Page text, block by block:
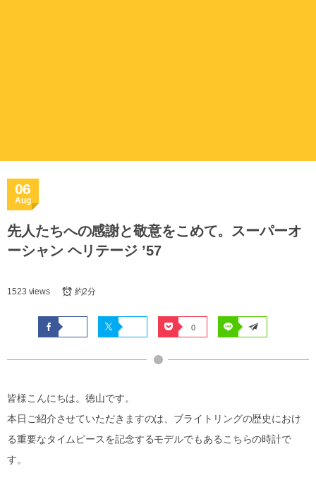
06
Aug
先人たちへの感謝と敬意をこめて。スーパーオ
ーシャン ヘリテージ ’57
1523 views 約2分
0
皆様こんにちは。徳山です。
本日ご紹介させていただきますのは、ブライトリングの歴史におけ
る重要なタイムピースを記念するモデルでもあるこちらの時計で
す。